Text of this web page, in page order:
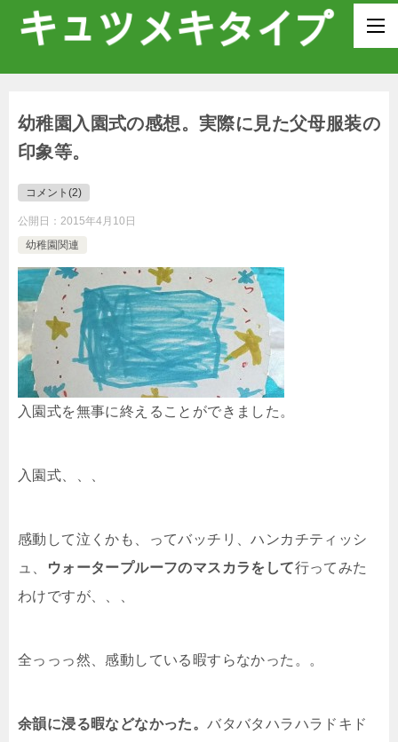
幼稚園入園式の感想。実際に見た父母服装の
印象等。
コメント(2)
公開日： 2015年4月10日
幼稚園関連
入園式を無事に終えることができました。
入園式、、、
感動して泣くかも、ってバッチリ、ハンカチティッシ
ュ、
ウォータープルーフのマスカラをして行ってみた
わけですが、、、
全っっっ然、感動している暇すらなかった。。
余韻に浸る暇などなかった。バタバタハラハラドキド